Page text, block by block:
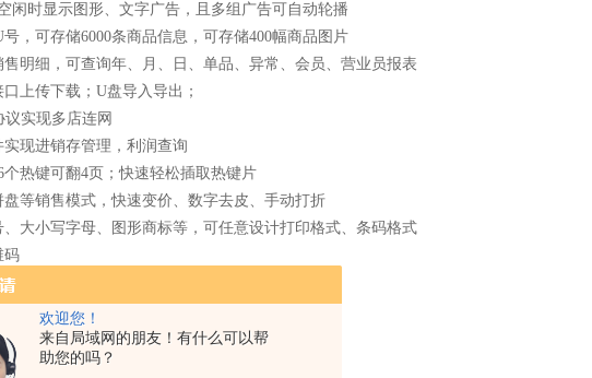
欢迎您！
来自局域网的朋友！有什么可以帮
助您的吗？
闲时显示图形、文字广告，且多组广告可自动轮播
号，可存储6000条商品信息，可存储400幅商品图片
售明细，可查询年、月、日、单品、异常、会员、营业员报表
上传下载； U盘导入导出；
议实现多店连网
现进销存管理，利润查询
个热键可翻4页；快速轻松插取热键片
等销售模式，快速变价、数字去皮、手动打折
大小写字母、图形商标等，可任意设计打印格式、条码格式
码
杜绝蟑螂入侵
避免电路、按键等进水损坏
电子钢瓶秤